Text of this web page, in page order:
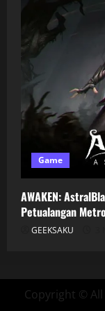
Game
AWAKEN:
Petualangan
GEEKSAKU
Copyright ©